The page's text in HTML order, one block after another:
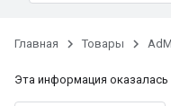
Главная Товары
Эта информация оказалась